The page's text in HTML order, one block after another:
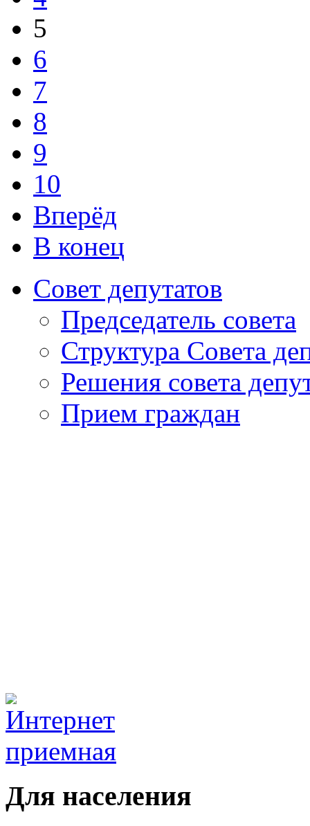
5
6
7
8
9
10
Вперёд
В конец
Совет депутатов
Председатель совета
Структура Совета
Решения совета
Прием граждан
Для населения